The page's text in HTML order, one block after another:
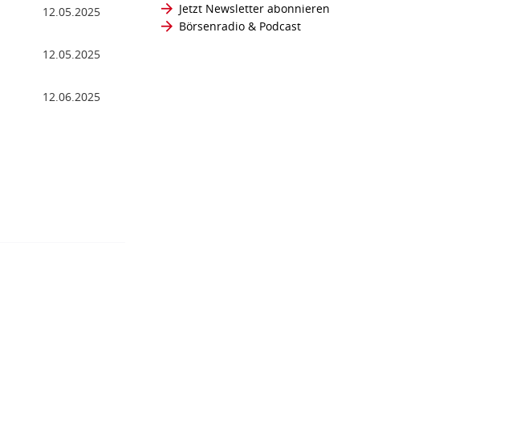
12.05.2025
12.05.2025
12.06.2025
Jetzt Newsletter abonnieren
Börsenradio & Podcast